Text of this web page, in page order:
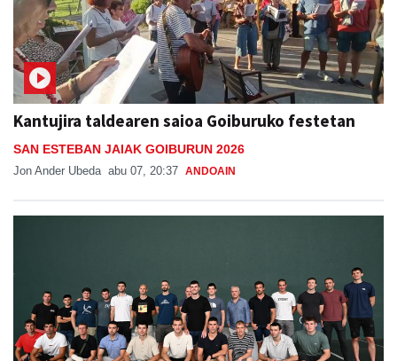
Kantujira taldearen saioa Goiburuko festetan
SAN ESTEBAN JAIAK GOIBURUN 2026
Jon Ander Ubeda abu 07, 20:37 ANDOAIN